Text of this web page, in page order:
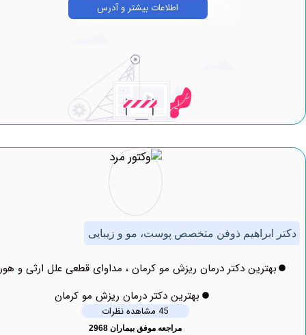
اطلاعات بیشتر و آدرس
ذوفن متخصص پوست، مو و زیبایی
دکتر درمان ریزش مو کرمان ، مداوای قطعی علل ارثی و هورمونی
بهترین دکتر درمان ریزش مو کرمان
مراجعه موفق بیماران 2968